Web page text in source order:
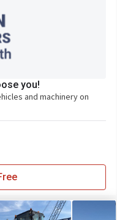
you!
and machinery on